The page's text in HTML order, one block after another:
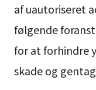
af uautoriseret
følgende
for at forhindre
skade og